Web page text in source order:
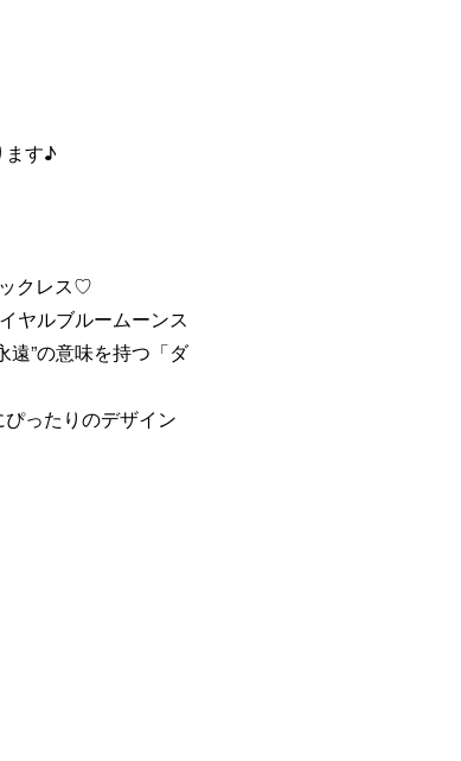
ます♪
クレス♡
ヤルブルームーンス
遠”の意味を持つ「ダ
ったりのデザイン